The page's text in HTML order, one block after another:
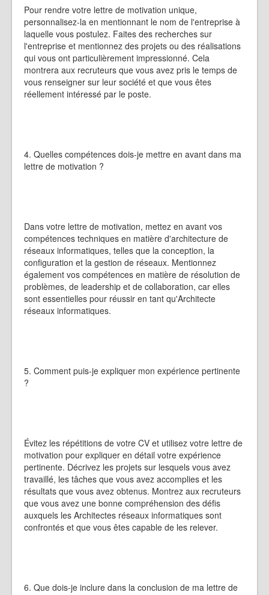
Pour rendre votre lettre de motivation unique,
personnalisez-la en mentionnant le nom de l'entreprise à
laquelle vous postulez. Faites des recherches sur
l'entreprise et mentionnez des projets ou des réalisations
qui vous ont particulièrement impressionné. Cela
montrera aux recruteurs que vous avez pris le temps de
vous renseigner sur leur société et que vous êtes
réellement intéressé par le poste.
4. Quelles compétences dois-je mettre en avant dans ma
lettre de motivation ?
Dans votre lettre de motivation, mettez en avant vos
compétences techniques en matière d'architecture de
réseaux informatiques, telles que la conception, la
configuration et la gestion de réseaux. Mentionnez
également vos compétences en matière de résolution de
problèmes, de leadership et de collaboration, car elles
sont essentielles pour réussir en tant qu'Architecte
réseaux informatiques.
5. Comment puis-je expliquer mon expérience pertinente
?
Évitez les répétitions de votre CV et utilisez votre lettre de
motivation pour expliquer en détail votre expérience
pertinente. Décrivez les projets sur lesquels vous avez
travaillé, les tâches que vous avez accomplies et les
résultats que vous avez obtenus. Montrez aux recruteurs
que vous avez une bonne compréhension des défis
auxquels les Architectes réseaux informatiques sont
confrontés et que vous êtes capable de les relever.
6. Que dois-je inclure dans la conclusion de ma lettre de